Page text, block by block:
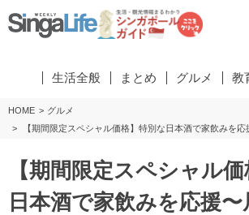
生活全般 まとめ グルメ 教
HOME
グルメ
【期間限定スペシャル価格】特別な日本酒で家飲みを
【期間限定スペシャル
日本酒で家飲みを応援